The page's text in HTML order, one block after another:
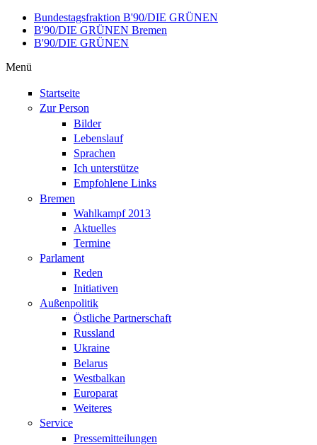
Direkt zum Inhalt
Bundestagsfraktion B'90/DIE GRÜNEN
B'90/DIE GRÜNEN Bremen
B'90/DIE GRÜNEN
Menü
Startseite
Zur Person
Bilder
Lebenslauf
Sprachen
Ich unterstütze
Empfohlene Links
Bremen
Wahlkampf 2013
Aktuelles
Termine
Parlament
Reden
Initiativen
Außenpolitik
Östliche Partnerschaft
Russland
Ukraine
Belarus
Westbalkan
Europarat
Weiteres
Service
Pressemitteilungen